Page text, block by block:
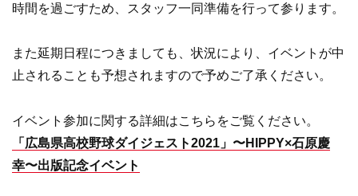
時間を過ごすため、スタッフ一同準備を行って参ります。
また延期日程につきましても、状況により、イベントが中
止されることも予想されますので予めご了承ください。
イベント参加に関する詳細はこちらをご覧ください。
「広島県高校野球ダイジェスト2021」〜HIPPY×石原慶
幸〜出版記念イベント